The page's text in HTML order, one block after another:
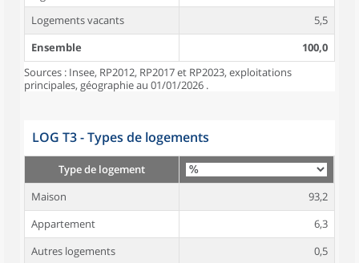
Logements vacants
5,5
Ensemble
100,0
Sources : Insee, RP2012, RP2017 et RP2023, exploitations
principales, géographie au 01/01/2026 .
LOG T3 - Types de logements
Type de logement
Maison
93,2
Appartement
6,3
Autres logements
0,5